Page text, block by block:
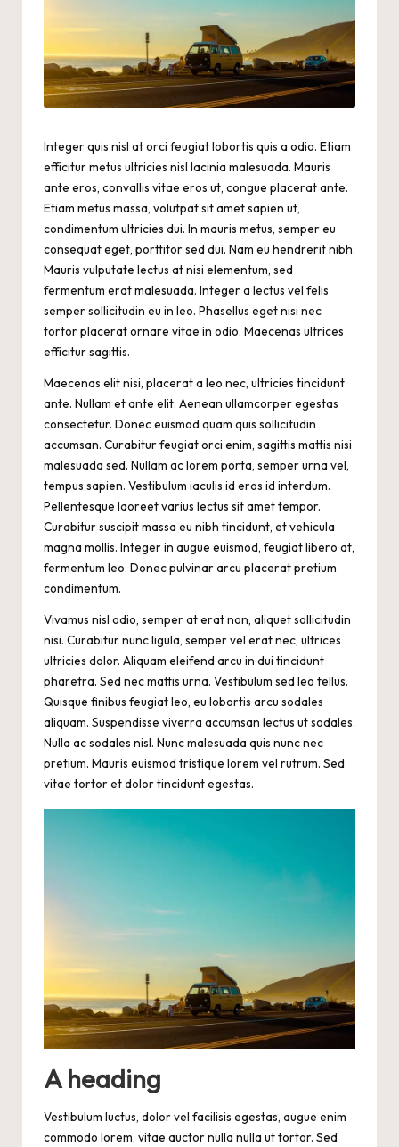
Integer quis nisl at orci feugiat lobortis quis a odio. Etiam
efficitur metus ultricies nisl lacinia malesuada. Mauris
ante eros, convallis vitae eros ut, congue placerat ante.
Etiam metus massa, volutpat sit amet sapien ut,
condimentum ultricies dui. In mauris metus, semper eu
consequat eget, porttitor sed dui. Nam eu hendrerit nibh.
Mauris vulputate lectus at nisi elementum, sed
fermentum erat malesuada. Integer a lectus vel felis
semper sollicitudin eu in leo. Phasellus eget nisi nec
tortor placerat ornare vitae in odio. Maecenas ultrices
efficitur sagittis.
Maecenas elit nisi, placerat a leo nec, ultricies tincidunt
ante. Nullam et ante elit. Aenean ullamcorper egestas
consectetur. Donec euismod quam quis sollicitudin
accumsan. Curabitur feugiat orci enim, sagittis mattis nisi
malesuada sed. Nullam ac lorem porta, semper urna vel,
tempus sapien. Vestibulum iaculis id eros id interdum.
Pellentesque laoreet varius lectus sit amet tempor.
Curabitur suscipit massa eu nibh tincidunt, et vehicula
magna mollis. Integer in augue euismod, feugiat libero at,
fermentum leo. Donec pulvinar arcu placerat pretium
condimentum.
Vivamus nisl odio, semper at erat non, aliquet sollicitudin
nisi. Curabitur nunc ligula, semper vel erat nec, ultrices
ultricies dolor. Aliquam eleifend arcu in dui tincidunt
pharetra. Sed nec mattis urna. Vestibulum sed leo tellus.
Quisque finibus feugiat leo, eu lobortis arcu sodales
aliquam. Suspendisse viverra accumsan lectus ut sodales.
Nulla ac sodales nisl. Nunc malesuada quis nunc nec
pretium. Mauris euismod tristique lorem vel rutrum. Sed
vitae tortor et dolor tincidunt egestas.
A heading
Vestibulum luctus, dolor vel facilisis egestas, augue enim
commodo lorem, vitae auctor nulla nulla ut tortor. Sed